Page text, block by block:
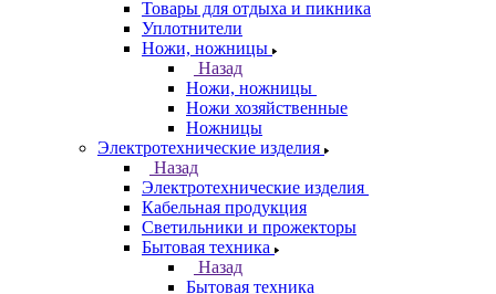
Товары для отдыха и пикника
Уплотнители
Ножи, ножницы
Назад
Ножи, ножницы
Ножи хозяйственные
Ножницы
Электротехнические изделия
Назад
Электротехнические изделия
Кабельная продукция
Светильники и прожекторы
Бытовая техника
Назад
Бытовая техника